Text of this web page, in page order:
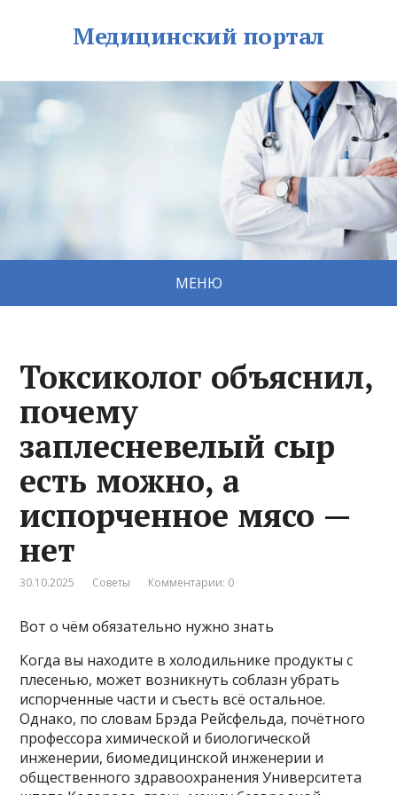
Медицинский портал
МЕНЮ
Токсиколог объяснил,
почему
заплесневелый сыр
есть можно, а
испорченное мясо —
нет
30.10.2025 Советы Комментарии: 0
Вот о чём обязательно нужно знать
Когда вы находите в холодильнике продукты с
плесенью, может возникнуть соблазн убрать
испорченные части и съесть всё остальное.
Однако, по словам Брэда Рейсфельда, почётного
профессора химической и биологической
инженерии, биомедицинской инженерии и
общественного здравоохранения Университета